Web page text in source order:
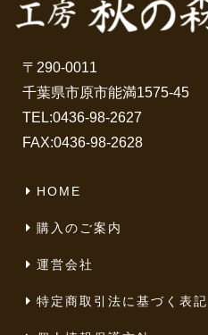
〒290-0011
千葉県市原市能満1575-45
TEL:0436-98-2627
FAX:0436-98-2628
HOME
購入のご案内
運営会社
特定商取引法に基づく表記